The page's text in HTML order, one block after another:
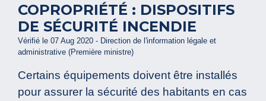
COPROPRIÉTÉ : DISPOSITIFS
DE SÉCURITÉ INCENDIE
Vérifié le 07 Aug 2020 - Direction de l'information légale et
administrative (Première ministre)
Certains équipements doivent être installés
pour assurer la sécurité des habitants en cas